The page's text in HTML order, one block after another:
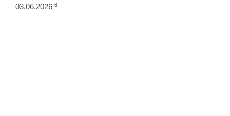
03.06.2026 6